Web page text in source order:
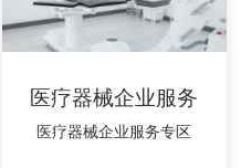
医疗器械企业服务
医疗器械企业服务专区